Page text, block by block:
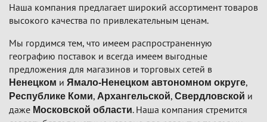
Наша компания предлагает широкий ассортимент товаров
высокого качества по привлекательным ценам.
Мы гордимся тем, что имеем распространенную
географию поставок и всегда имеем выгодные
предложения для магазинов и торговых сетей в
Ненецком и Ямало-Ненецком автономном округе,
Республике Коми, Архангельской, Свердловской и
даже Московской области. Наша компания стремится